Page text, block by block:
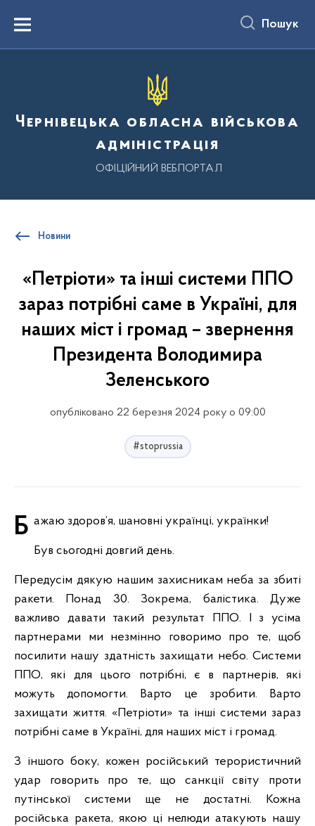
вмістуMenu Пошук
Чернівецька обласна військова
адміністрація
ОФІЦІЙНИЙ ВЕБПОРТАЛ
Новини
«Петріоти» та інші системи ППО
зараз потрібні саме в Україні, для
наших міст і громад – звернення
Президента Володимира
Зеленського
опубліковано 22 березня 2024 року о 09:00
#stoprussia
Бажаю здоров’я, шановні українці, українки!
Був сьогодні довгий день.
Передусім дякую нашим захисникам неба за збиті
ракети. Понад 30. Зокрема, балістика. Дуже
важливо давати такий результат ППО. І з усіма
партнерами ми незмінно говоримо про те, щоб
посилити нашу здатність захищати небо. Системи
ППО, які для цього потрібні, є в партнерів, які
можуть допомогти. Варто це зробити. Варто
захищати життя. «Петріоти» та інші системи зараз
потрібні саме в Україні, для наших міст і громад.
З іншого боку, кожен російський терористичний
удар говорить про те, що санкції світу проти
путінської системи ще не достатні. Кожна
російська ракета, якою ці нелюди атакують нашу